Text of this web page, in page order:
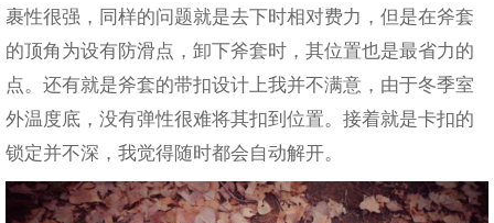
裹性很强，同样的问题就是去下时相对费力，但是在斧套
的顶角为设有防滑点，卸下斧套时，其位置也是最省力的
点。还有就是斧套的带扣设计上我并不满意，由于冬季室
外温度底，没有弹性很难将其扣到位置。接着就是卡扣的
锁定并不深，我觉得随时都会自动解开。